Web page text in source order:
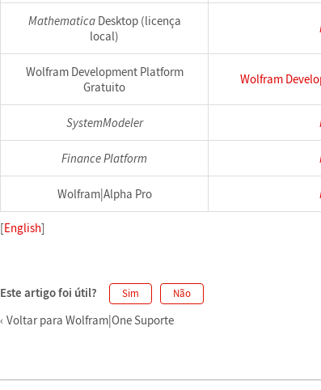
MathematicaDesktop (licença
local)
Wolfram Development Platform
Gratuito
Wolfram
SystemModeler
Finance Platform
Wolfram|Alpha Pro
[English]
Este artigo foi útil? Sim Não
Voltar para Wolfram|One Suporte